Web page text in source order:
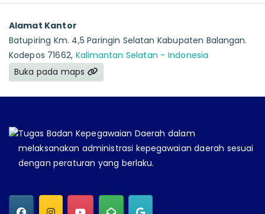
Alamat Kantor
Batupiring Km. 4,5 Paringin Selatan Kabupaten Balangan.
Kodepos 71662, Kalimantan Selatan - Indonesia
Buka pada maps
Tugas Badan Kepegawaian Daerah dalam
melaksanakan administrasi kepegawaian daerah sesuai
dengan peraturan yang berlaku.